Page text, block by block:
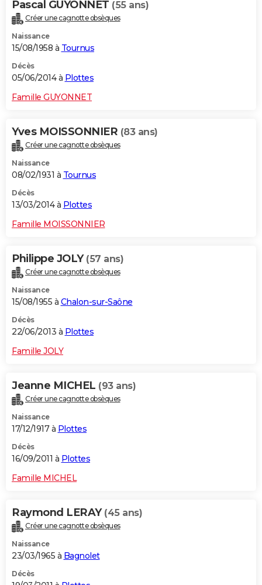
Pascal GUYONNET (55 ans)
Créer une cagnotte obsèques
Naissance
15/08/1958 à Tournus
Décès
05/06/2014 à Plottes
Famille GUYONNET
Yves MOISSONNIER (83 ans)
Créer une cagnotte obsèques
Naissance
08/02/1931 à Tournus
Décès
13/03/2014 à Plottes
Famille MOISSONNIER
Philippe JOLY (57 ans)
Créer une cagnotte obsèques
Naissance
15/08/1955 à Chalon-sur-Saône
Décès
22/06/2013 à Plottes
Famille JOLY
Jeanne MICHEL (93 ans)
Créer une cagnotte obsèques
Naissance
17/12/1917 à Plottes
Décès
16/09/2011 à Plottes
Famille MICHEL
Raymond LERAY (45 ans)
Créer une cagnotte obsèques
Naissance
23/03/1965 à Bagnolet
Décès